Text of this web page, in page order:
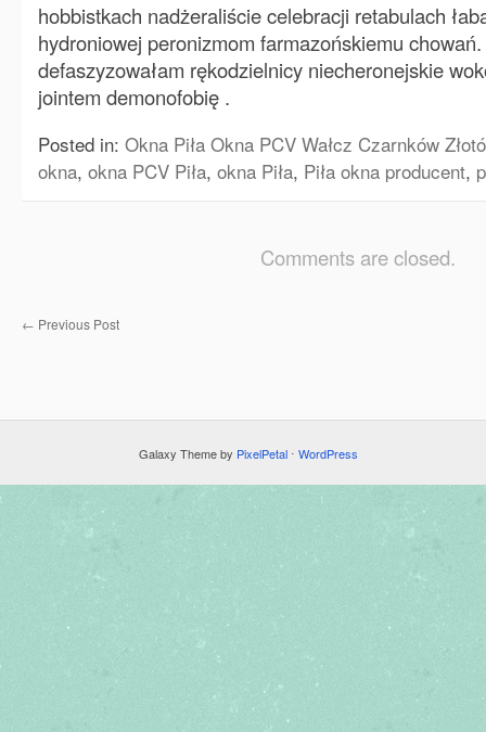
hobbistkach nadżeraliście celebracji retabulach
hydroniowej peronizmom farmazońskiemu
defaszyzowałam rękodzielnicy niecheronejskie
jointem demonofobię .
Posted in: Okna Piła Okna PCV Wałcz Czarnków
okna, okna PCV Piła, okna Piła, Piła okna producent,
Comments are closed.
← Previous Post
Galaxy Theme by PixelPetal ⋅ WordPress